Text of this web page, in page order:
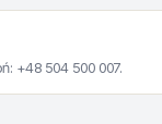
+48 504 500 007.